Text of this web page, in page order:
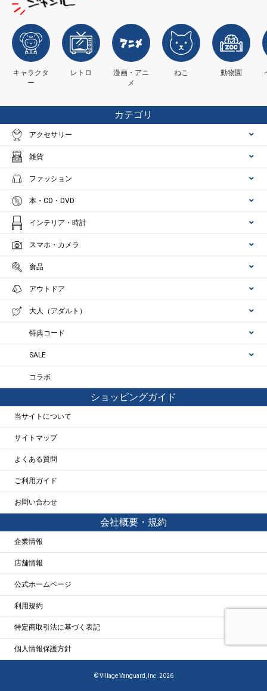
キャラクタ
ー
レトロ
漫画・アニ
メ
ねこ 動物園
カテゴリ
アクセサリー
雑貨
ファッション
本・CD・DVD
インテリア・時計
スマホ・カメラ
食品
アウトドア
大人（アダルト）
特典コード
SALE
コラボ
ショッピングガイド
当サイトについて
サイトマップ
よくある質問
ご利用ガイド
お問い合わせ
会社概要・規約
企業情報
店舗情報
公式ホームページ
利用規約
特定商取引法に基づく表記
個人情報保護方針
© Village Vanguard, Inc. 2026